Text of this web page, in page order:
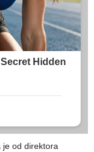
je od direktora